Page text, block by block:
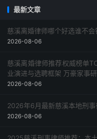
最新文章
慈溪离婚律师哪个好选谁不会
2026-08-06
慈溪离婚律师推荐权威榜单
业演进与选聘框架 万豪家事
2026-08-06
2026年6月最新慈溪本地刑
2026-08-06